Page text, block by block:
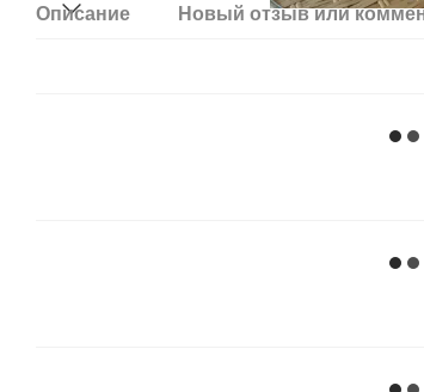
Описание Новый отзыв или